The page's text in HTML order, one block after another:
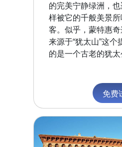
的完美宁静绿洲，
样被它的千般美景
客。似乎，蒙特惠奇
来源于“犹太山”这个
的是一个古老的犹太
免费